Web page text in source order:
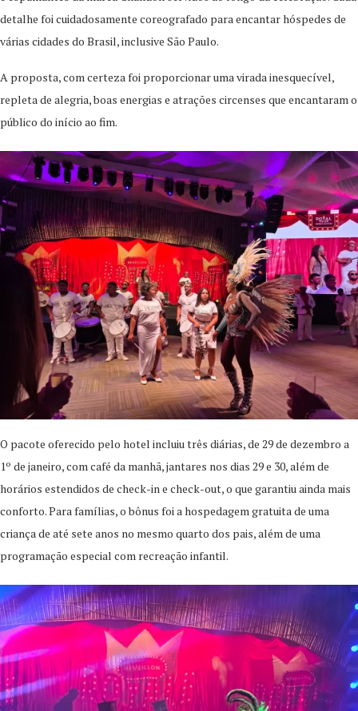
detalhe foi cuidadosamente coreografado para encantar hóspedes de
várias cidades do Brasil, inclusive São Paulo.
A proposta, com certeza foi proporcionar uma virada inesquecível,
repleta de alegria, boas energias e atrações circenses que encantaram o
público do início ao fim.
O pacote oferecido pelo hotel incluiu três diárias, de 29 de dezembro a
1º de janeiro, com café da manhã, jantares nos dias 29 e 30, além de
horários estendidos de check-in e check-out, o que garantiu ainda mais
conforto. Para famílias, o bônus foi a hospedagem gratuita de uma
criança de até sete anos no mesmo quarto dos pais, além de uma
programação especial com recreação infantil.